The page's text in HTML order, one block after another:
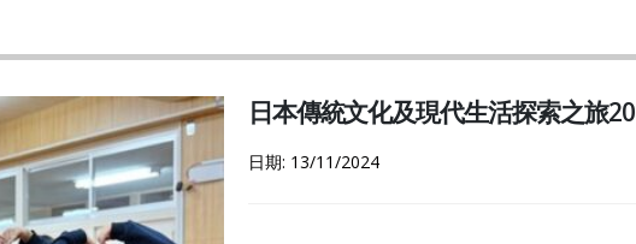
日本傳統文化及現代生活探索之旅
日期: 13/11/2024